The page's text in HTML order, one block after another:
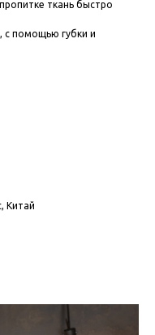
ткань быстро
с помощью губки и
Китай